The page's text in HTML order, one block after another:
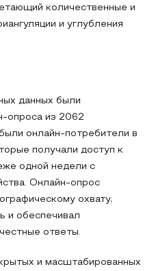
количественные и
и углубления
данных были
опроса из 2062
онлайн-потребители в
получали доступ к
одной недели с
Онлайн-опрос
охвату,
и обеспечивал
ответы.
и масштабированных